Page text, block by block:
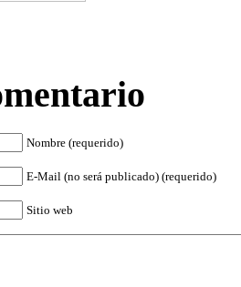
Nombre (requerido)
E-Mail (no será publicado) (requerido)
Sitio web